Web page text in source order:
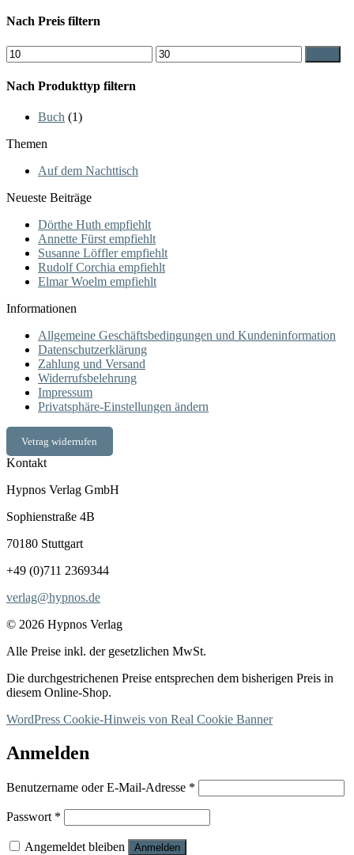
Nach Preis filtern
Min.
Preis
Max.
Preis
Nach Produkttyp filtern
Buch (1)
Themen
Auf dem Nachttisch
Neueste Beiträge
Dörthe Huth empfiehlt
Annette Fürst empfiehlt
Susanne Löffler empfiehlt
Rudolf Corchia empfiehlt
Elmar Woelm empfiehlt
Informationen
Allgemeine Geschäftsbedingungen und Kundeninformation
Datenschutzerklärung
Zahlung und Versand
Widerrufsbelehrung
Impressum
Privatsphäre-Einstellungen ändern
Vetrag widerrufen
Kontakt
Hypnos Verlag GmbH
Sophienstraße 4B
70180 Stuttgart
+49 (0)711 2369344
verlag@hypnos.de
© 2026 Hypnos Verlag
Alle Preise inkl. der gesetzlichen MwSt.
Die durchgestrichenen Preise entsprechen dem bisherigen Preis in
diesem Online-Shop.
WordPress Cookie-Hinweis von Real Cookie Banner
Anmelden
Benutzername oder E-Mail-Adresse *
Passwort *
Angemeldet bleiben Anmelden